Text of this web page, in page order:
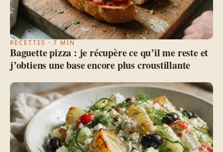
RECETTES · 7 MIN
Baguette pizza : je récupère ce qu’il me reste et
j’obtiens une base encore plus croustillante